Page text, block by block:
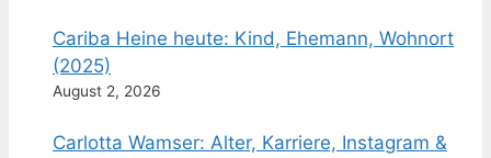
Cariba Heine heute: Kind, Ehemann, Wohnort
(2025)
August 2, 2026
Carlotta Wamser: Alter, Karriere, Instagram &